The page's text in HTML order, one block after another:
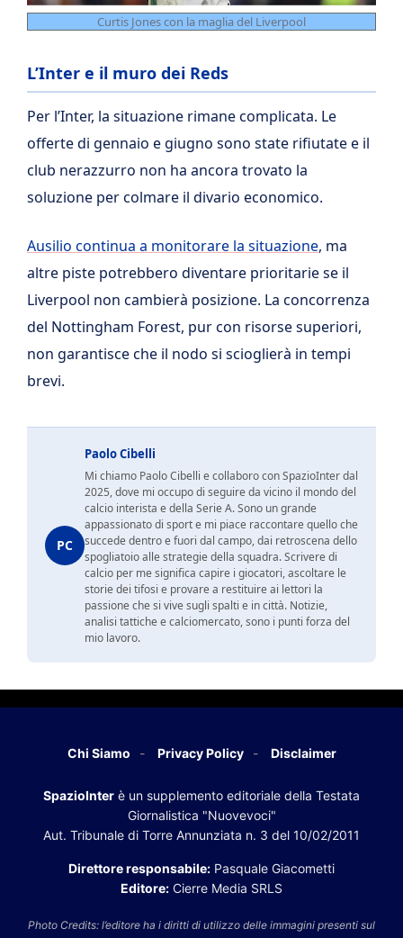
Curtis Jones con la maglia del Liverpool
L’Inter e il muro dei Reds
Per l’Inter, la situazione rimane complicata. Le
offerte di gennaio e giugno sono state rifiutate e il
club nerazzurro non ha ancora trovato la
soluzione per colmare il divario economico.
Ausilio continua a monitorare la situazione, ma
altre piste potrebbero diventare prioritarie se il
Liverpool non cambierà posizione. La concorrenza
del Nottingham Forest, pur con risorse superiori,
non garantisce che il nodo si scioglierà in tempi
brevi.
PC
Paolo Cibelli
Mi chiamo Paolo Cibelli e collaboro con SpazioInter dal
2025, dove mi occupo di seguire da vicino il mondo del
calcio interista e della Serie A. Sono un grande
appassionato di sport e mi piace raccontare quello che
succede dentro e fuori dal campo, dai retroscena dello
spogliatoio alle strategie della squadra. Scrivere di
calcio per me significa capire i giocatori, ascoltare le
storie dei tifosi e provare a restituire ai lettori la
passione che si vive sugli spalti e in città. Notizie,
analisi tattiche e calciomercato, sono i punti forza del
mio lavoro.
Chi Siamo Privacy Policy Disclaimer
SpazioInter è un supplemento editoriale della Testata
Giornalistica "Nuovevoci"
Aut. Tribunale di Torre Annunziata n. 3 del 10/02/2011
Direttore responsabile: Pasquale Giacometti
Editore: Cierre Media SRLS
Photo Credits: l’editore ha i diritti di utilizzo delle immagini presenti sul